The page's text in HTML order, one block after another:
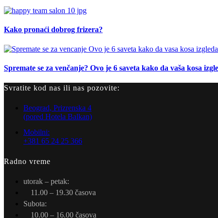
Kako pronaći dobrog frizera?
Spremate se za venčanje? Ovo je 6 saveta kako da vaša kosa
Svratite kod nas ili nas pozovite:
Beograd, Prizrenska 4
(pored Hotela Balkan)
Mobilni:
+381 65 24 25 366
Radno vreme
utorak – petak:
11.00 – 19.30 časova
Subota:
10.00 – 16.00 časova